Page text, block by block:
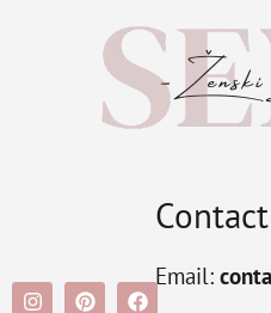
Email: